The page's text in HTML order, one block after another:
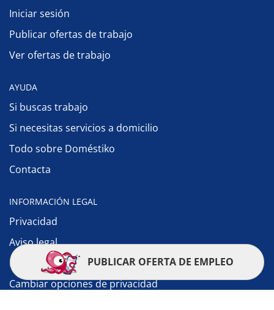
Iniciar sesión
Publicar ofertas de trabajo
Ver ofertas de trabajo
AYUDA
Si buscas trabajo
Si necesitas servicios a domicilio
Todo sobre Doméstiko
Contacta
INFORMACIÓN LEGAL
Privacidad
Aviso legal
Política de cookies
Cambiar opciones de privacidad
PUBLICAR OFERTA DE EMPLEO